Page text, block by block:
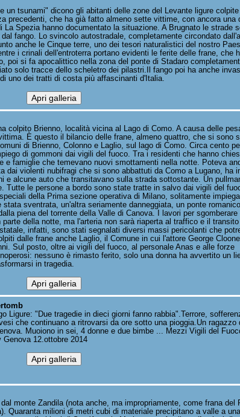
un tsunami" dicono gli abitanti delle zone del Levante ligure
precedenti, che ha già fatto almeno sette vittime, con ancora una
Spezia hanno documentato la situazione. A Brugnato le strade
fango. Lo svincolo autostradale, completamente circondato
anche le Cinque terre, uno dei tesori naturalistici del nostro
i crinali dell'entroterra portano evidenti le ferite delle frane, che
poi si fa apocalittico nella zona del ponte di Stadaro
solo tracce dello scheletro dei pilastri.Il fango poi ha anche
uno dei tratti di costa più affascinanti d'Italia.
colpito Brienno, località vicina al Lago di Como. A causa delle
È questo il bilancio delle frane, almeno quattro, che si sono
di Brienno, Colonno e Laglio, sul lago di Como. Circa cento
di gommoni dai vigili del fuoco. Tra i residenti che hanno
e famiglie che temevano nuovi smottamenti nella notte. Poteva
dai violenti nubifragi che si sono abbattuti da Como a Lugano, ha
e alcune auto che transitavano sulla strada sottostante. Un
Tutte le persone a bordo sono state tratte in salvo dai vigili del
della Prima sezione operativa di Milano, solitamente
sventrata, un'altra seriamente danneggiata, un ponte
piena del torrente della Valle di Canova. I lavori per sgomberare
della notte, ma l'arteria non sarà riaperta al traffico e il
infatti, sono stati segnalati diversi massi pericolanti che
dalle frane anche Laglio, il Comune in cui l'attore George
Sul posto, oltre ai vigili del fuoco, al personale Anas e alle forze
nessuno è rimasto ferito, solo una donna ha avvertito un
in tragedia.
Ligure: "Due tragedie in dieci giorni fanno rabbia".Terrore,
che continuano a ritrovarsi da ore sotto una pioggia.Un ragazzo
Muoiono in sei, 4 donne e due bimbe ... Mezzi Vigili del
12.ottobre 2014
monte Zandila (nota anche, ma impropriamente, come frana del
Quaranta milioni di metri cubi di materiale precipitano a valle a